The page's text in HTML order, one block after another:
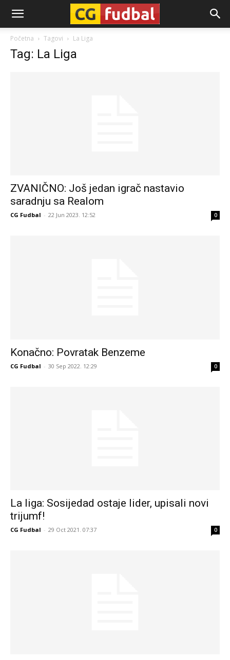
CG-
Fudbal
Početna Tagovi La Liga
Tag: La Liga
ZVANIČNO: Još jedan igrač nastavio
saradnju sa Realom
CG Fudbal - 22 Jun 2023. 12:52 0
Konačno: Povratak Benzeme
CG Fudbal - 30 Sep 2022. 12:29 0
La liga: Sosijedad ostaje lider, upisali novi
trijumf!
CG Fudbal - 29 Oct 2021. 07:37 0